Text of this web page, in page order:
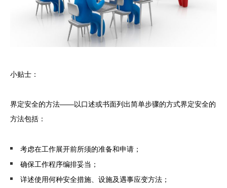
小贴士：
界定安全的方法——以口述或书面列出简单步骤的方式界定安全的
方法包括：
考虑在工作展开前所须的准备和申请；
确保工作程序编排妥当；
详述使用何种安全措施、设施及遇事应变方法；